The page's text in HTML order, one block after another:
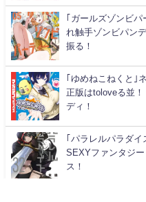
｢ガールズゾンビ
れ触手ゾンビパン
振る！
｢ゆめねこねくと｣
正版はtoloveる並
ディ！
｢パラレルパラダ
SEXYファンタジ
ス！